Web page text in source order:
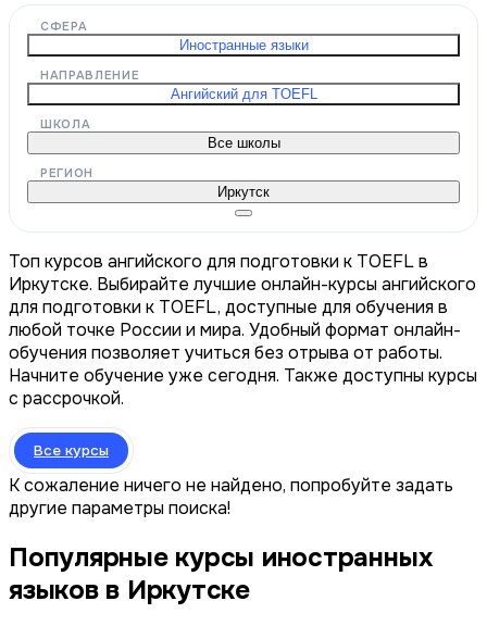
СФЕРА
Иностранные языки
НАПРАВЛЕНИЕ
Ангийский для TOEFL
ШКОЛА
Все школы
РЕГИОН
Иркутск
Топ курсов ангийского для подготовки к TOEFL в
Иркутске. Выбирайте лучшие онлайн-курсы ангийского
для подготовки к TOEFL, доступные для обучения в
любой точке России и мира. Удобный формат онлайн-
обучения позволяет учиться без отрыва от работы.
Начните обучение уже сегодня. Также доступны курсы
с рассрочкой.
Все курсы
К сожаление ничего не найдено, попробуйте задать
другие параметры поиска!
Популярные курсы иностранных
языков в Иркутске